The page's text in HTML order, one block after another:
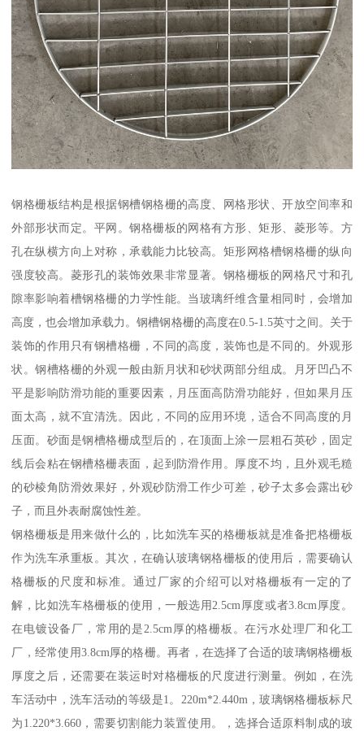
钢格栅板结构是根据钢槽钢格栅的高度、网格形状、开放空间率和
外部形状而定。平网。钢格栅板的网格有方形、矩形、菱形等。方
孔在纵横方向上对称，承载能力比较高。矩形网格槽钢格栅的纵向
强度较高。菱形孔的装饰效果非常显著。钢格栅板的网格尺寸和孔
隙率影响着槽钢格栅的力学性能。当玻璃纤维含量相同时，会增加
高度，也会增加承载力。钢槽钢格栅的高度在0.5-1.5英寸之间。关于
装饰的作用只有钢槽格栅，不同的高度，装饰也是不同的。外观形
状。钢槽格栅的外观一般由新月状和砂状两部分组成。月牙凹凸不
平是影响防滑功能的重要因素，月压面高防滑功能好，但如果月压
面太高，就不宜清洗。因此，不同的应用环境，适合不同高度的月
压面。砂面是钢槽格栅成型后的，在顶面上涂一层粗石英砂，固定
线后会粘在钢槽格栅表面，起到防滑作用。厚度不均，且外观毛糙
的砂棱角防滑效果好，外观砂防滑工作少可差，砂子太多会露出砂
子，而且外表耐腐蚀性差。
钢格栅板是用来做什么的，比如洗车买的格栅板就是准备把格栅板
作为洗车承重板。其次，在确认玻璃钢格栅板的使用后，需要确认
格栅板的尺度和标准。通过厂家的介绍可以对格栅板有一定的了
解，比如洗车格栅板的使用，一般选用2.5cm厚度或者3.8cm厚度。
在电镀设备厂，常用的是2.5cm厚的格栅板。在污水处理厂和化工
厂，经常使用3.8cm厚的格栅。再者，在选择了合适的玻璃钢格栅板
厚度之后，还需要在装运时对格栅板的尺度进行测量。例如，在洗
车活动中，洗车活动的等级是1。220m*2.440m，玻璃钢格栅板标尺
为1.220*3.660，需要切割能力装置使用。，选择合适原料制成的玻